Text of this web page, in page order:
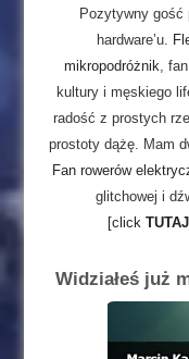
Pozytywny gość
hardware’u.
mikropodróżnik ,
kultury i męskiego
radość z prostych
prostoty dążę. Mam
Fan rowerów
glitchowej i
[clickTUTAJ
Widziałeś już